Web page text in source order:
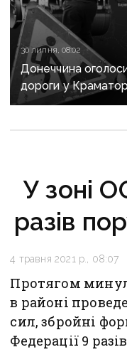
30 липня, 08:02
Донеччина
дороги у
вже ремонтували
У зоні
разів
4 травня 2021 р., 08:07
Протягом
в районі
сил, збройні
Федерації 9